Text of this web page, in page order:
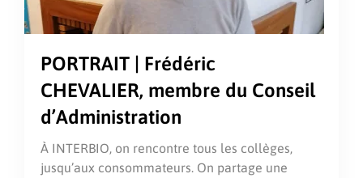
PORTRAIT | Frédéric
CHEVALIER, membre du Conseil
d’Administration
À INTERBIO, on rencontre tous les collèges,
jusqu’aux consommateurs. On partage une